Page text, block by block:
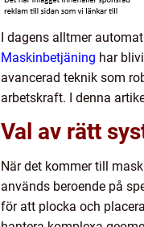
I dagens alltmer
Maskinbetjäning har
avancerad teknik som
arbetskraft. I denna
Val av rätt
När det kommer till
används beroende på
för att plocka och